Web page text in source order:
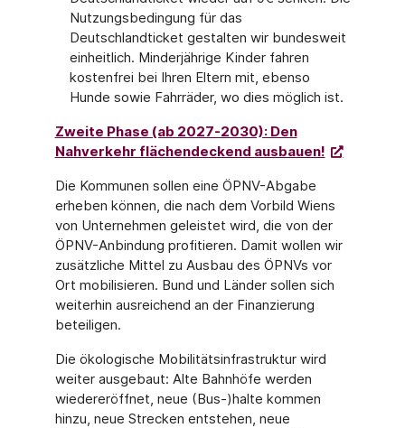
Nutzungsbedingung für das
Deutschlandticket gestalten wir bundesweit
einheitlich. Minderjährige Kinder fahren
kostenfrei bei Ihren Eltern mit, ebenso
Hunde sowie Fahrräder, wo dies möglich ist.
Zweite Phase (ab 2027-2030): Den
Nahverkehr flächendeckend ausbauen!
Die Kommunen sollen eine ÖPNV-Abgabe
erheben können, die nach dem Vorbild Wiens
von Unternehmen geleistet wird, die von der
ÖPNV-Anbindung profitieren. Damit wollen wir
zusätzliche Mittel zu Ausbau des ÖPNVs vor
Ort mobilisieren. Bund und Länder sollen sich
weiterhin ausreichend an der Finanzierung
beteiligen.
Die ökologische Mobilitätsinfrastruktur wird
weiter ausgebaut: Alte Bahnhöfe werden
wiedereröffnet, neue (Bus-)halte kommen
hinzu, neue Strecken entstehen, neue